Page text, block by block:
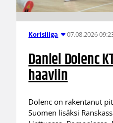
Korisliiga 07.08.2026
Daniel Dolenc
haaviin
Dolenc on rakentanut
Suomen lisäksi